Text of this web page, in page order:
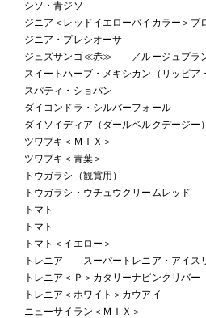
シソ・青ジソ
ジニア＜レッドイエローバイカラー＞プ
ジニア・プレシオーサ
ジュズサンゴ≪赤≫ ／ルージュプラ
スイートハーブ・メキシカン（リッピア
スパティ・ショパン
ダイコンドラ・シルバーフォール
ダイソイディア（ダールベルクデージー）
ツワブキ＜ＭＩＸ＞
ツワブキ＜青葉＞
トウガラシ（観賞用）
トウガラシ・ウチュウクリームレッド
トマト
トマト
トマト＜イエロー＞
トレニア スーパートレニア・アイス
トレニア＜Ｐ＞カタリーナピンクリバー
トレニア＜ホワイト＞カウアイ
ニューサイラン＜ＭＩＸ＞